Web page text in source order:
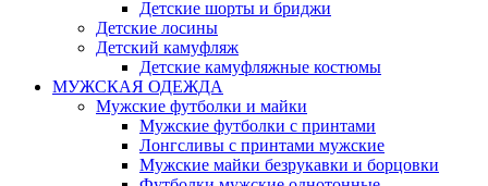
Детские шорты и бриджи
Детские лосины
Детский камуфляж
Детские камуфляжные костюмы
МУЖСКАЯ ОДЕЖДА
Мужские футболки и майки
Мужские футболки с принтами
Лонгсливы с принтами мужские
Мужские майки безрукавки и борцовки